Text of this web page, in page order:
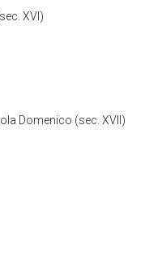
XVI)
Domenico (sec. XVII)